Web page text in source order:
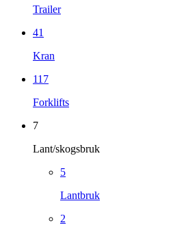
Trailer
41
Kran
117
Forklifts
7
Lant/skogsbruk
5
Lantbruk
2